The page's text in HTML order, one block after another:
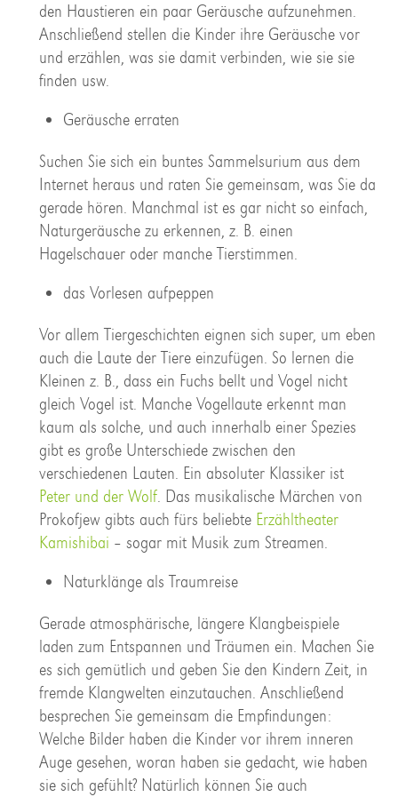
den Haustieren ein paar Geräusche aufzunehmen.
Anschließend stellen die Kinder ihre Geräusche vor
und erzählen, was sie damit verbinden, wie sie sie
finden usw.
Geräusche erraten
Suchen Sie sich ein buntes Sammelsurium aus dem
Internet heraus und raten Sie gemeinsam, was Sie da
gerade hören. Manchmal ist es gar nicht so einfach,
Naturgeräusche zu erkennen, z. B. einen
Hagelschauer oder manche Tierstimmen.
das Vorlesen aufpeppen
Vor allem Tiergeschichten eignen sich super, um eben
auch die Laute der Tiere einzufügen. So lernen die
Kleinen z. B., dass ein Fuchs bellt und Vogel nicht
gleich Vogel ist. Manche Vogellaute erkennt man
kaum als solche, und auch innerhalb einer Spezies
gibt es große Unterschiede zwischen den
verschiedenen Lauten. Ein absoluter Klassiker ist
Peter und der Wolf. Das musikalische Märchen von
Prokofjew gibts auch fürs beliebte Erzähltheater
Kamishibai – sogar mit Musik zum Streamen.
Naturklänge als Traumreise
Gerade atmosphärische, längere Klangbeispiele
laden zum Entspannen und Träumen ein. Machen Sie
es sich gemütlich und geben Sie den Kindern Zeit, in
fremde Klangwelten einzutauchen. Anschließend
besprechen Sie gemeinsam die Empfindungen:
Welche Bilder haben die Kinder vor ihrem inneren
Auge gesehen, woran haben sie gedacht, wie haben
sie sich gefühlt? Natürlich können Sie auch